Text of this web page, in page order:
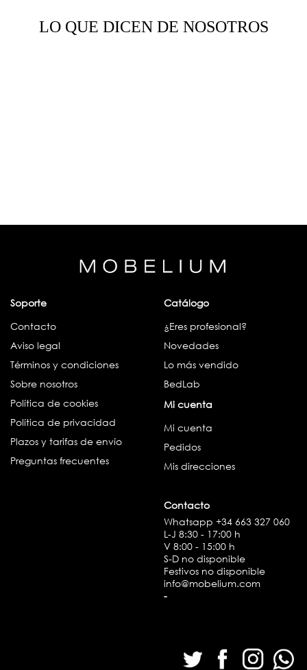
LO QUE DICEN DE NOSOTROS
Soporte
Contacto
Aviso legal
Términos y condiciones
Sobre nosotros
Política de cookies
Política de privacidad
Plazos y tarifas de envío
Preguntas frecuentes
Catálogo
¿Eres profesional?
Novedades
Lo más vendido
BedLab
Mi cuenta
Mi cuenta
Pedidos
Mis direcciones
Contacto
Whatsapp +34 663 327 060
L-J 8:30 - 17:00 h
V 8:00 - 15:00 h
S-D no disponible
Festivos no disponible
info@mobelium.com
-